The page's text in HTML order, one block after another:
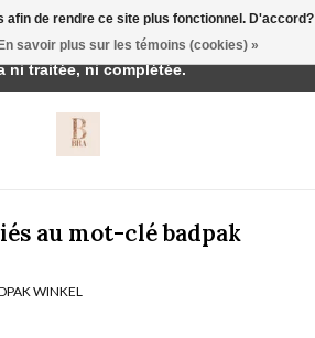
au mot-clé badpak
WINKEL
afin de rendre ce site plus fonctionnel. D'accord?
En savoir plus sur les témoins (cookies) »
Toute commande passée
ni traitée, ni complétée.